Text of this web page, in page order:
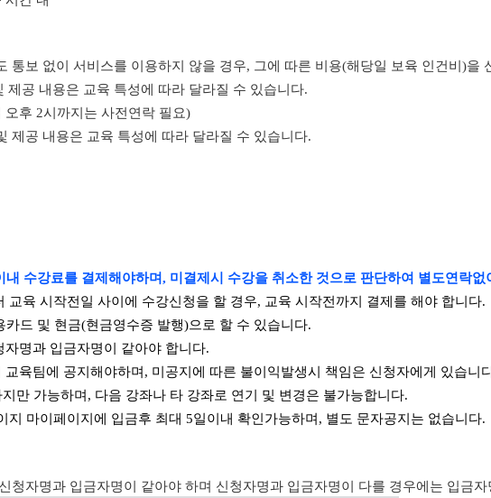
통보 없이 서비스를 이용하지 않을 경우, 그에 따른 비용(해당일 보육 인건비)을
제공 내용은 교육 특성에 따라 달라질 수 있습니다.
후 2시까지는 사전연락 필요)
제공 내용은 교육 특성에 따라 달라질 수 있습니다.
내 수강료를 결제해야하며, 미결제시 수강을 취소한 것으로 판단하여 별도연락없
교육 시작전일 사이에 수강신청을 할 경우, 교육 시작전까지 결제를 해야 합니다.
카드 및 현금(현금영수증 발행)으로 할 수 있습니다.
자명과 입금자명이 같아야 합니다.
육팀에 공지해야하며, 미공지에 따른 불이익발생시 책임은 신청자에게 있습니
만 가능하며, 다음 강좌나 타 강좌로 연기 및 변경은 불가능합니다.
지 마이페이지에 입금후 최대 5일이내 확인가능하며, 별도 문자공지는 없습니다.
청자명과 입금자명이 같아야 하며 신청자명과 입금자명이 다를 경우에는 입금